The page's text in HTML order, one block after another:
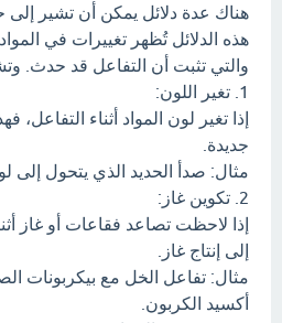
هناك عدة دلائل يمكن أن تشير إلى
هذه الدلائل تُظهر تغييرات في المواد
والتي تثبت أن التفاعل قد حدث.
1. تغير اللون:
إذا تغير لون المواد أثناء التفاعل،
جديدة.
مثال: صدأ الحديد الذي يتحول إلى
2. تكوين غاز:
إذا لاحظت تصاعد فقاعات أو غاز
إلى إنتاج غاز.
مثال: تفاعل الخل مع بيكربونات
أكسيد الكربون.